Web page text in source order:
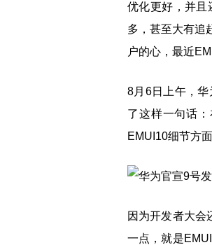
优化更好，并且
多，甚至大有追
户的心，最近
8月6日上午，
了这样一句话
EMUI10细节方
因为开发者大会
一点，就是